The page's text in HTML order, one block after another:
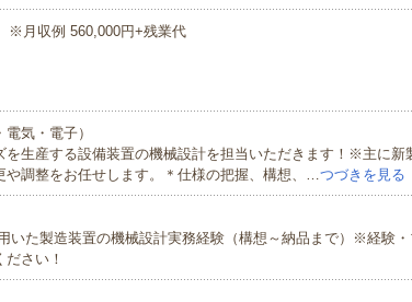
月収例 560,000円+残業代
気・電子）
を生産する設備装置の機械設計を担当いただきます！※主に新
や調整をお任せします。＊仕様の把握、構想、… つづきを見る
いた製造装置の機械設計実務経験（構想～納品まで）※経験
さい！